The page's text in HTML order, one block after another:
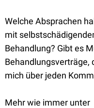
Welche Absprachen
mit
Behandlung? Gibt es
Behandlungsverträge,
mich über jeden
Mehr wie immer unter